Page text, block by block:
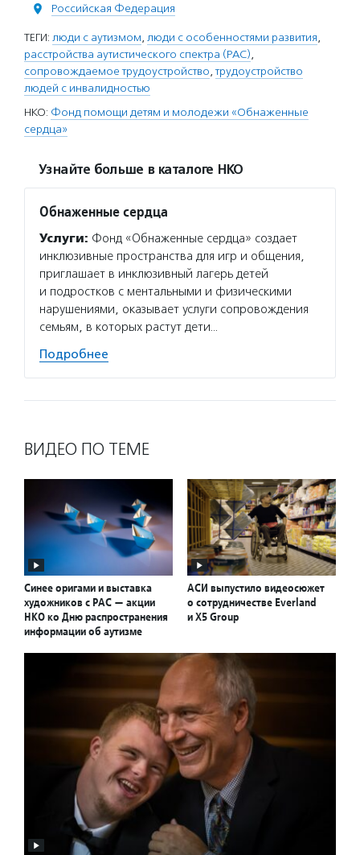
Российская Федерация
ТЕГИ: люди с аутизмом, люди с особенностями развития,
расстройства аутистического спектра (РАС),
сопровождаемое трудоустройство,трудоустройство
людей с инвалидностью
НКО: Фонд помощи детям и молодежи «Обнаженные
сердца»
Узнайте больше в каталоге НКО
Обнаженные сердца
Услуги: Фонд «Обнаженные сердца» создает
инклюзивные пространства для игр и общения,
приглашает в инклюзивный лагерь детей
и подростков с ментальными и физическими
нарушениями, оказывает услуги сопровождения
семьям, в которых растут дети…
Подробнее
ВИДЕО ПО ТЕМЕ
Синее оригами и выставка
художников с РАС — акции
НКО ко Дню распространения
информации об аутизме
АСИ выпустило видеосюжет
о сотрудничестве Everland
и X5 Group